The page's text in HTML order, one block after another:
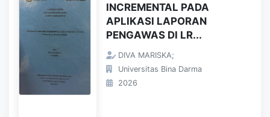
INCREMENTAL PADA
APLIKASI LAPORAN
PENGAWAS DI LR...
DIVA MARISKA;
Universitas Bina Darma
2026